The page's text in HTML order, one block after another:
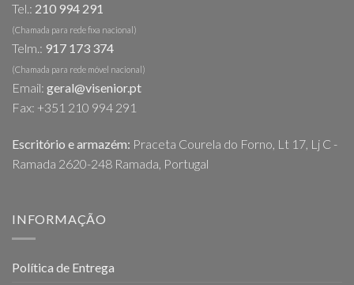
Tel.: 210 994 291
(Chamada para rede fixa nacional)
Telm.: 917 173 374
(Chamada para rede móvel nacional)
Email: geral@visenior.pt
Fax: +351 210 994 291
Escritório e armazém: Praceta Courela do Forno, Lt 17, Lj C -
Ramada 2620-248 Ramada, Portugal
INFORMAÇÃO
Política de Entrega